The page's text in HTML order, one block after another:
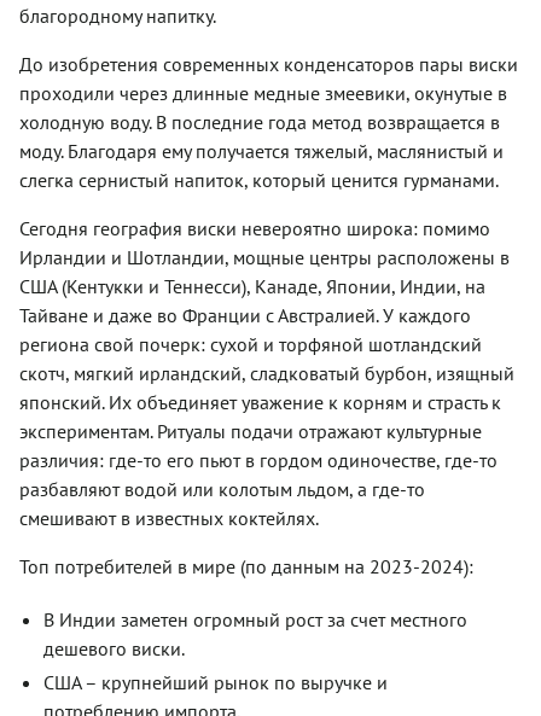
благородному напитку.
До изобретения современных конденсаторов пары виски
проходили через длинные медные змеевики, окунутые в
холодную воду. В последние года метод возвращается в
моду. Благодаря ему получается тяжелый, маслянистый и
слегка сернистый напиток, который ценится гурманами.
Сегодня география виски невероятно широка: помимо
Ирландии и Шотландии, мощные центры расположены в
США (Кентукки и Теннесси), Канаде, Японии, Индии, на
Тайване и даже во Франции с Австралией. У каждого
региона свой почерк: сухой и торфяной шотландский
скотч, мягкий ирландский, сладковатый бурбон, изящный
японский. Их объединяет уважение к корням и страсть к
экспериментам. Ритуалы подачи отражают культурные
различия: где-то его пьют в гордом одиночестве, где-то
разбавляют водой или колотым льдом, а где-то
смешивают в известных коктейлях.
Топ потребителей в мире (по данным на 2023-2024):
В Индии заметен огромный рост за счет местного
дешевого виски.
США – крупнейший рынок по выручке и
потреблению импорта.